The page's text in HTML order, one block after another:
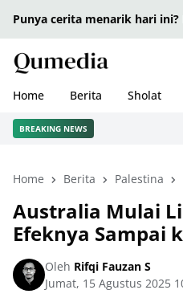
Punya cerita menarik hari ini?
Home Berita Sholat
BREAKING NEWS
Home Berita Palestina
Australia Mulai
Efeknya Sampai
Oleh Rifqi Fauzan S
Jumat, 15 Agustus 2025